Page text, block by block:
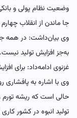
وضعیت نظام پولی و
جا ماندن از انقلاب
وی بیان‌داشت: در همه
به‌جز افزایش تولید نیست.
غزنوی ادامه‌داد: برای
وی با اشاره به پافشاری
حالی است که ریشه تورم
تولید انبوه در کشور